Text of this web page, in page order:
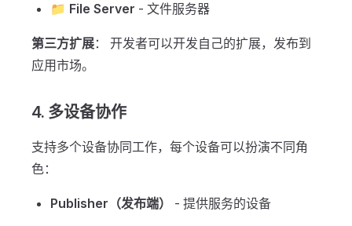
📁 File Server - 文件服务器
第三方扩展： 开发者可以开发自己的扩展，发布到
应用市场。
4. 多设备协作
支持多个设备协同工作，每个设备可以扮演不同角
色：
Publisher（发布端）
- 提供服务的设备